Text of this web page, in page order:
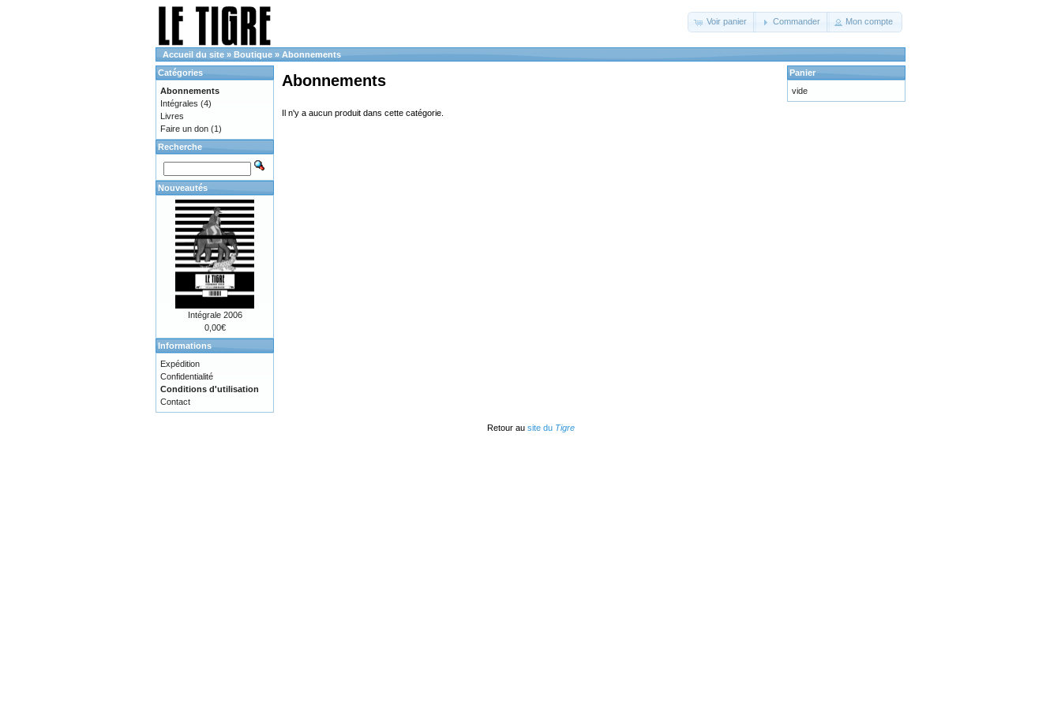
Voir panier Commander Mon compte
Accueil du site » Boutique » Abonnements
Abonnements
Il n'y a aucun produit dans cette catégorie.
Catégories
Abonnements
Intégrales (4)
Livres
Faire un don (1)
Recherche
Nouveautés
Intégrale 2006
0,00€
Informations
Expédition
Confidentialité
Conditions d'utilisation
Contact
Panier
vide
Retour au site du Tigre